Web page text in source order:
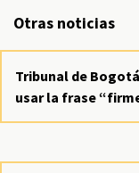
Otras noticias
Tribunal de
usar la frase